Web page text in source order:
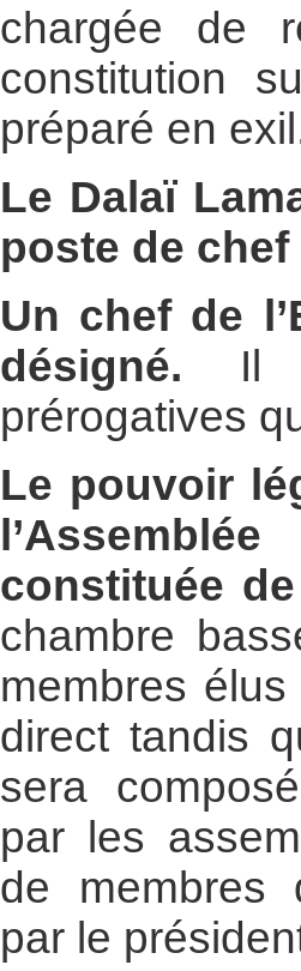
chargée de
constitution
préparé en
Le Dalaï
poste de chef
Un chef de
désigné. Il
prérogatives
Le pouvoir
constituée
chambre
membres
direct tandis
sera
par les
de membres
par le